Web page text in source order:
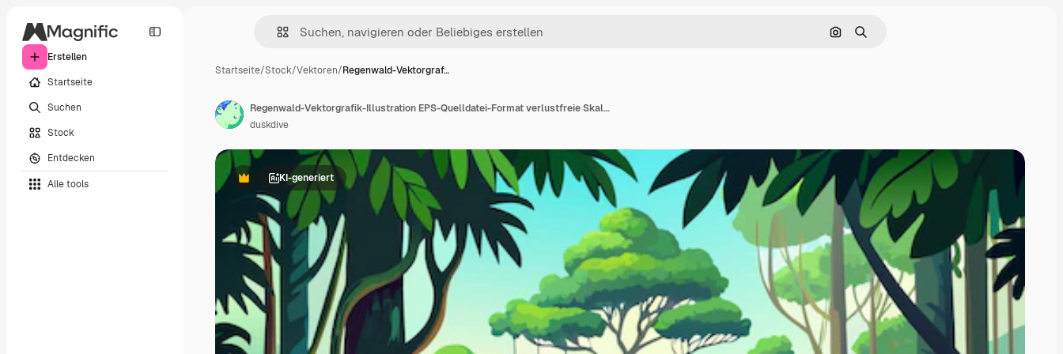
Erstellen
Startseite
Suchen
Stock
Entdecken
Alle tools
Nach Bild suchen
Suchen
Startseite/Stock/Vektoren/Regenwald-Vektorgraf…
PremiumKI-generiert
Regenwald-Vektorgrafik-Illustration EPS-Quelldatei-Format verlustfreie Skalierung Ikonen-Design
duskdive